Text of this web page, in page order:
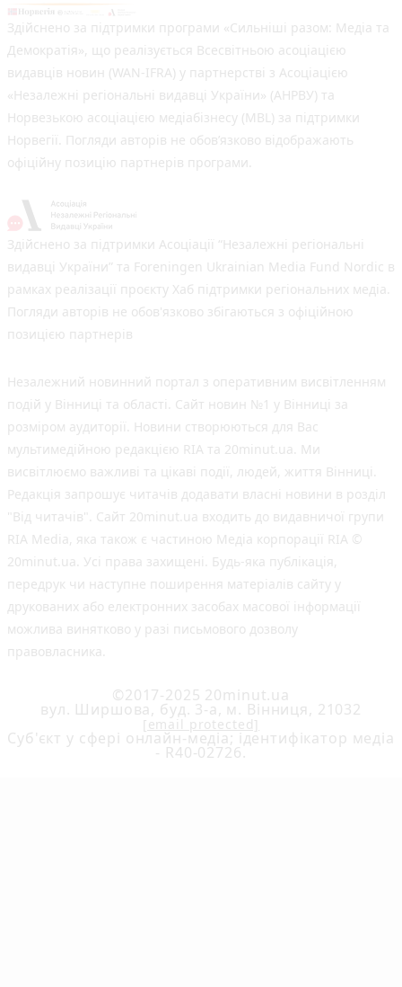
Здійснено за підтримки програми «Сильніші разом: Медіа та
Демократія», що реалізується Всесвітньою асоціацією
видавців новин (WAN-IFRA) у партнерстві з Асоціацією
«Незалежні регіональні видавці України» (АНРВУ) та
Норвезькою асоціацією медіабізнесу (MBL) за підтримки
Норвегії. Погляди авторів не обов’язково відображають
офіційну позицію партнерів програми.
Здійснено за підтримки Асоціації “Незалежні регіональні
видавці України” та Foreningen Ukrainian Media Fund Nordic в
рамках реалізації проєкту Хаб підтримки регіональних медіа.
Погляди авторів не обов'язково збігаються з офіційною
позицією партнерів
Незалежний новинний портал з оперативним висвітленням
подій у Вінниці та області. Сайт новин №1 у Вінниці за
розміром аудиторії. Новини створюються для Вас
мультимедійною редакцією RIA та 20minut.ua. Ми
висвітлюємо важливі та цікаві події, людей, життя Вінниці.
Редакція запрошує читачів додавати власні новини в розділ
"Від читачів". Сайт 20minut.ua входить до видавничої групи
RIA Media, яка також є частиною Медіа корпорації RIA ©
20minut.ua. Усі права захищені. Будь-яка публiкацiя,
передрук чи наступне поширення матеріалів сайту у
друкованих або електронних засобах масової інформації
можлива винятково у разі письмового дозволу
правовласника.
©2017-2025 20minut.ua
вул. Ширшова, буд. 3-а, м. Вінниця, 21032
[email protected]
Cуб'єкт у сфері онлайн-медіа; ідентифікатор медіа
- R40-02726.